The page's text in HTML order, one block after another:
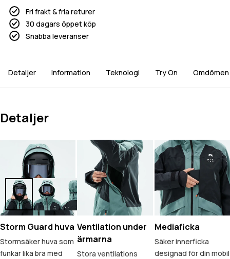
Fri frakt & fria returer
30 dagars öppet köp
Snabba leveranser
Detaljer Information Teknologi Try On Omdömen
Detaljer
Storm Guard huva
Stormsäker huva som
funkar lika bra med
Ventilation under
ärmarna
Stora ventilations
Mediaficka
Säker innerficka
designad för din mobil